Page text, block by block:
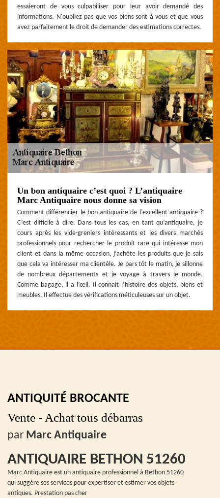
essaieront de vous culpabiliser pour leur avoir demandé des
informations. N'oubliez pas que vos biens sont à vous et que vous
avez parfaitement le droit de demander des estimations correctes.
Un bon antiquaire c’est quoi ? L’antiquaire
Marc Antiquaire nous donne sa vision
Comment différencier le bon antiquaire de l’excellent antiquaire ?
C’est difficile à dire. Dans tous les cas, en tant qu’antiquaire, je
cours après les vide-greniers intéressants et les divers marchés
professionnels pour rechercher le produit rare qui intéresse mon
client et dans la même occasion, j’achète les produits que je sais
que cela va intéresser ma clientèle. Je pars tôt le matin, je sillonne
de nombreux départements et je voyage à travers le monde.
Comme bagage, il a l’œil. Il connait l’histoire des objets, biens et
meubles. Il effectue des vérifications méticuleuses sur un objet.
ANTIQUITÉ BROCANTE
Vente - Achat tous débarras
par Marc Antiquaire
ANTIQUAIRE BETHON 51260
Marc Antiquaire est un antiquaire professionnel à Bethon 51260
qui suggère ses services pour expertiser et estimer vos objets
antiques. Prestation pas cher